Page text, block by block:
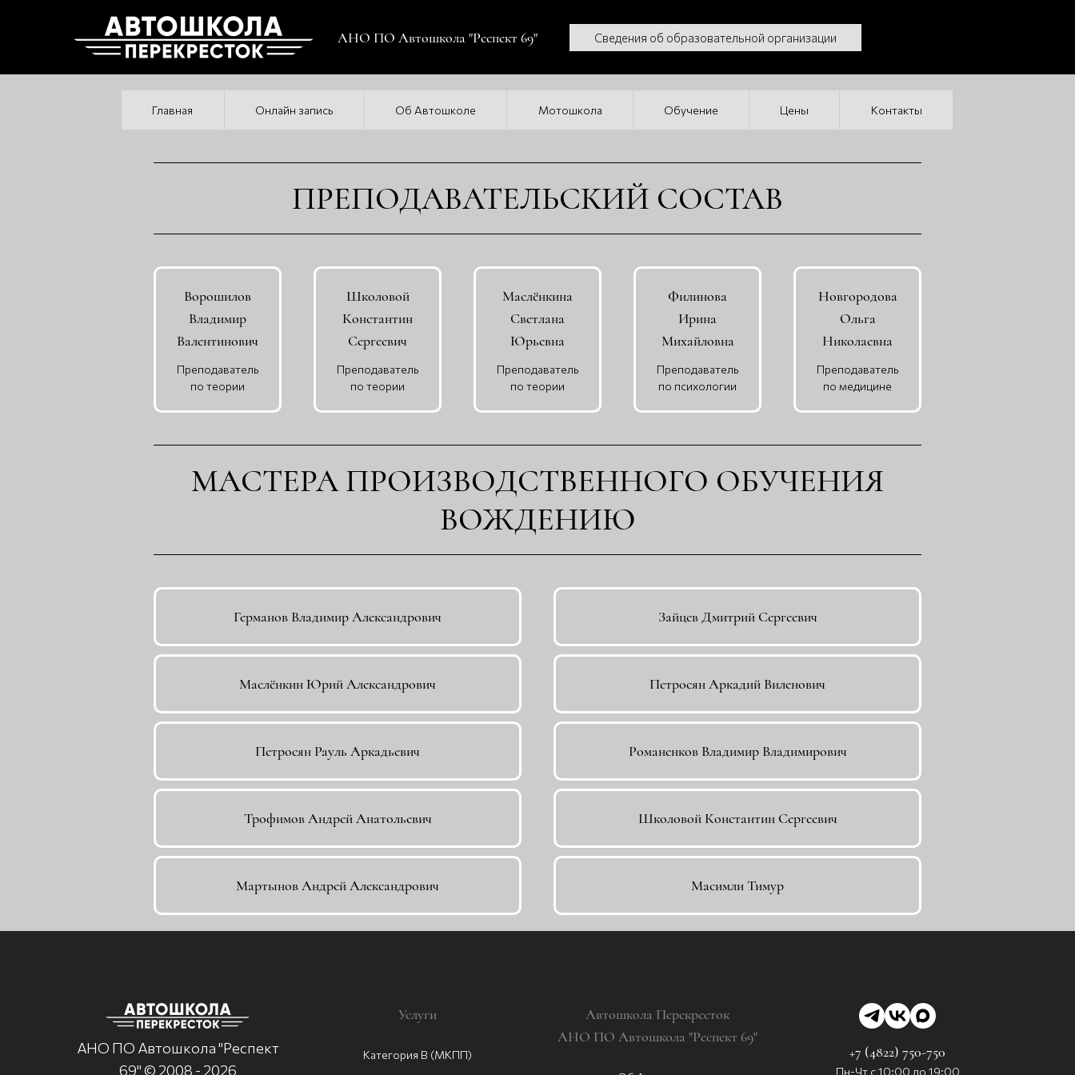
АНО ПО Автошкола "Респект 69" Сведения об образовательной организации
Главная Онлайн запись Об Автошколе Мотошкола Обучение Цены Контакты
ПРЕПОДАВАТЕЛЬСКИЙ СОСТАВ
Ворошилов
Владимир
Валентинович
Преподаватель
по теории
Школовой
Константин
Сергеевич
Преподаватель
по теории
Маслёнкина
Светлана
Юрьевна
Преподаватель
по теории
Филинова
Ирина
Михайловна
Преподаватель
по психологии
Новгородова
Ольга
Николаевна
Преподаватель
по медицине
МАСТЕРА ПРОИЗВОДСТВЕННОГО ОБУЧЕНИЯ
ВОЖДЕНИЮ
Германов Владимир Александрович Зайцев Дмитрий Сергеевич
Маслёнкин Юрий Александрович Петросян Аркадий Виленович
Петросян Рауль Аркадьевич Романенков Владимир Владимирович
Трофимов Андрей Анатольевич Школовой Константин Сергеевич
Мартынов Андрей Александрович Масимли Тимур
АНО ПО Автошкола "Респект
69" © 2008 - 2026
Услуги
Категория В (МКПП)
Автошкола Перекресток
АНО ПО Автошкола "Респект 69"
+7 (4822) 750-750
Пн-Чт с 10:00 до 19:00